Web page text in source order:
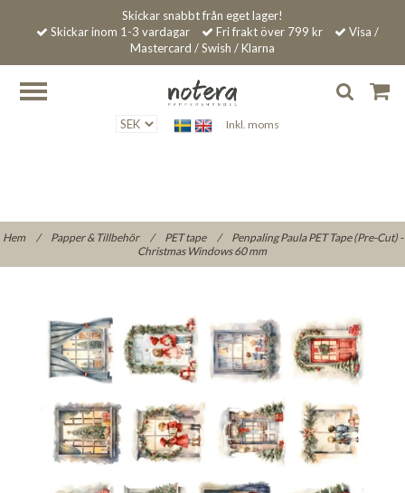
Skickar snabbt från eget lager!
Skickar inom 1-3 vardagar
Fri frakt över 799 kr
Visa /
Mastercard / Swish / Klarna
Inkl. moms
Hem / Papper & Tillbehör / PET tape /
Penpaling Paula PET Tape (Pre-Cut) -
Christmas Windows 60 mm